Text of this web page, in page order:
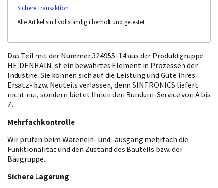
Sichere Transaktion
Alle Artikel sind vollständig überholt und getestet
Das Teil mit der Nummer 324955-14 aus der Produktgruppe
HEIDENHAIN ist ein bewährtes Element in Prozessen der
Industrie. Sie können sich auf die Leistung und Güte Ihres
Ersatz- bzw. Neuteils verlassen, denn SINTRONICS liefert
nicht nur, sondern bietet Ihnen den Rundum-Service von A bis
Z.
Mehrfachkontrolle
Wir prüfen beim Warenein- und -ausgang mehrfach die
Funktionalität und den Zustand des Bauteils bzw. der
Baugruppe.
Sichere Lagerung